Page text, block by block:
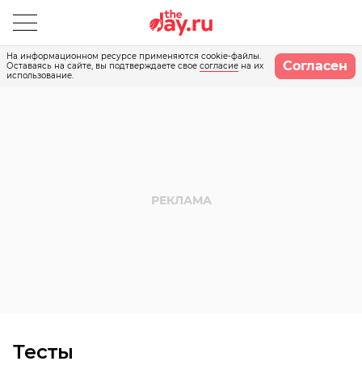
На информационном ресурсе применяются cookie-файлы.
Оставаясь на сайте, вы подтверждаете свое согласие на их
использование.
Согласен
Тесты